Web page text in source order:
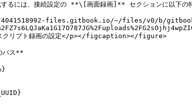
するには、接続設定の **\[画面録画]** セクションに以下の特
files.gitbook.io/~/files/v0/b/
クリプト録画の設定</p></figcaption></figure>
パス**